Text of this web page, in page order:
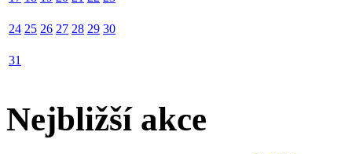
24 25 26 27 28 29 30
31
Nejbližší akce